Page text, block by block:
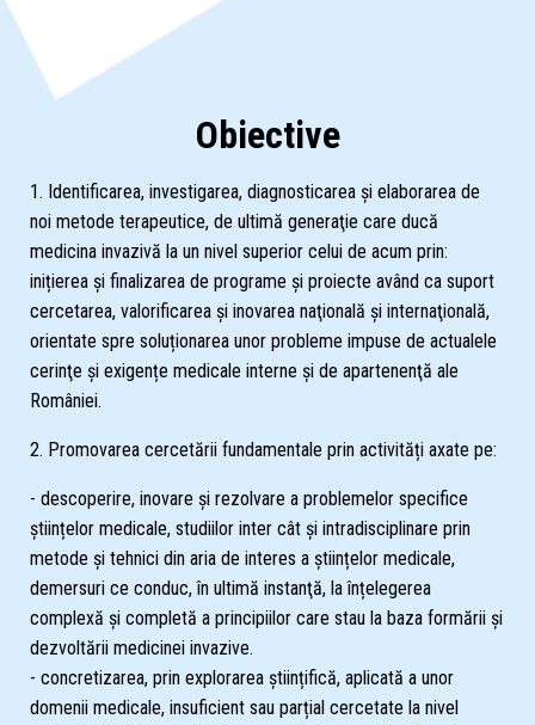
Obiective
1. Identificarea, investigarea, diagnosticarea şi elaborarea de
noi metode terapeutice, de ultimă generaţie care ducă
medicina invazivă la un nivel superior celui de acum prin:
inițierea și finalizarea de programe și proiecte având ca suport
cercetarea, valorificarea și inovarea naţională şi internaţională,
orientate spre soluționarea unor probleme impuse de actualele
cerinţe și exigențe medicale interne şi de apartenenţă ale
României.
2. Promovarea cercetării fundamentale prin activități axate pe:
- descoperire, inovare și rezolvare a problemelor specifice
științelor medicale, studiilor inter cât şi intradisciplinare prin
metode și tehnici din aria de interes a științelor medicale,
demersuri ce conduc, în ultimă instanţă, la înțelegerea
complexă și completă a principiilor care stau la baza formării şi
dezvoltării medicinei invazive.
- concretizarea, prin explorarea științifică, aplicată a unor
domenii medicale, insuficient sau parțial cercetate la nivel